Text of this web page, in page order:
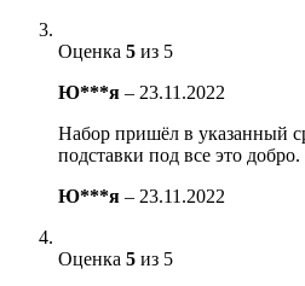
Оценка 5 из 5
Ю***я – 23.11.2022
Набор пришёл в указанный
подставки под все это добро.
Ю***я – 23.11.2022
Оценка 5 из 5